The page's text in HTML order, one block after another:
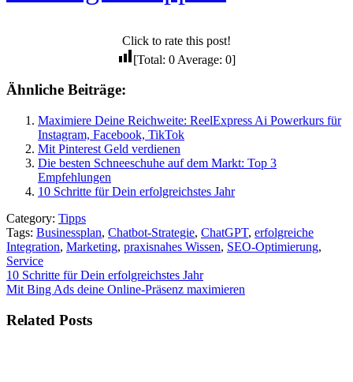
Click to rate this post!
[Total: 0 Average: 0]
Ähnliche Beiträge:
Maximiere Deine Reichweite: ReelExpress Ai Powerkurs für
Instagram, Facebook, TikTok
Mit Pinterest Geld verdienen
Die besten Schneeschuhe auf dem Markt: Top 3
Empfehlungen
10 Schritte für Dein erfolgreichstes Jahr
Category: Tipps
Tags: Businessplan, Chatbot-Strategie, ChatGPT, erfolgreiche
Integration, Marketing, praxisnahes Wissen, SEO-Optimierung,
Service
Beitragsnavigation
10 Schritte für Dein erfolgreichstes Jahr
Mit Bing Ads deine Online-Präsenz maximieren
Related Posts